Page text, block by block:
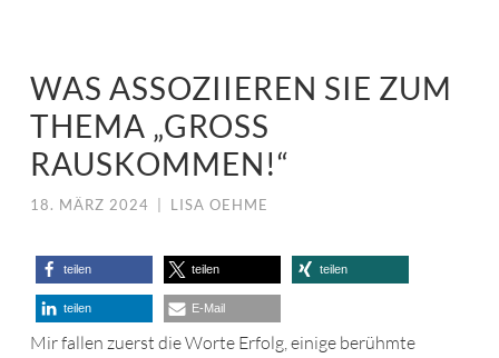
WAS ASSOZIIEREN SIE ZUM
THEMA „GROSS R
AUSKOMMEN!“
18. MÄRZ 2024 LISA OEHME
teilen teilen teilen
teilen E-Mail
Mir fallen zuerst die Worte Erfolg, einige berühmte